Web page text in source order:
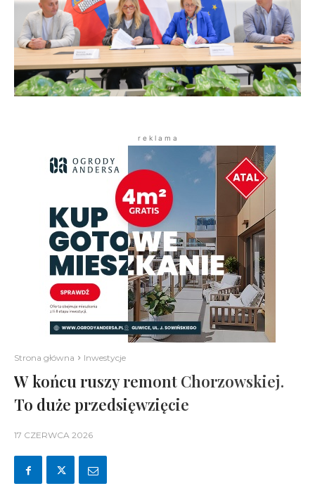
r e k l a m a
Strona główna Inwestycje
W końcu ruszy remont Chorzowskiej.
To duże przedsięwzięcie
17 CZERWCA 2026